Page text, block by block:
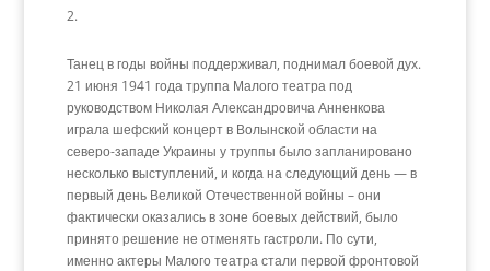
2.
Танец в годы войны поддерживал, поднимал боевой дух.
21 июня 1941 года труппа Малого театра под
руководством Николая Александровича Анненкова
играла шефский концерт в Волынской области на
северо-западе Украины у труппы было запланировано
несколько выступлений, и когда на следующий день — в
первый день Великой Отечественной войны – они
фактически оказались в зоне боевых действий, было
принято решение не отменять гастроли. По сути,
именно актеры Малого театра стали первой фронтовой